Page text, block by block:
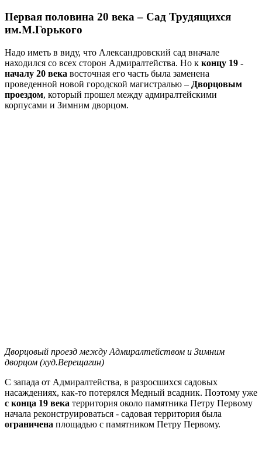
Первая половина 20 века – Сад Трудящихся
им.М.Горького
Надо иметь в виду, что Александровский сад вначале
находился со всех сторон Адмиралтейства. Но к концу 19 -
началу 20 века восточная его часть была заменена
проведенной новой городской магистралью – Дворцовым
проездом, который прошел между адмиралтейскими
корпусами и Зимним дворцом.
Дворцовый проезд между Адмиралтейством и Зимним
дворцом (худ.Верещагин)
С запада от Адмиралтейства, в разросшихся садовых
насаждениях, как-то потерялся Медный всадник. Поэтому уже
с конца 19 века территория около памятника Петру Первому
начала реконструироваться - садовая территория была
ограничена площадью с памятником Петру Первому.